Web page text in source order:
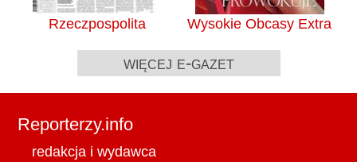
Rzeczpospolita Wysokie Obcasy Extra
więcej e-gazet
Reporterzy.info
redakcja i wydawca